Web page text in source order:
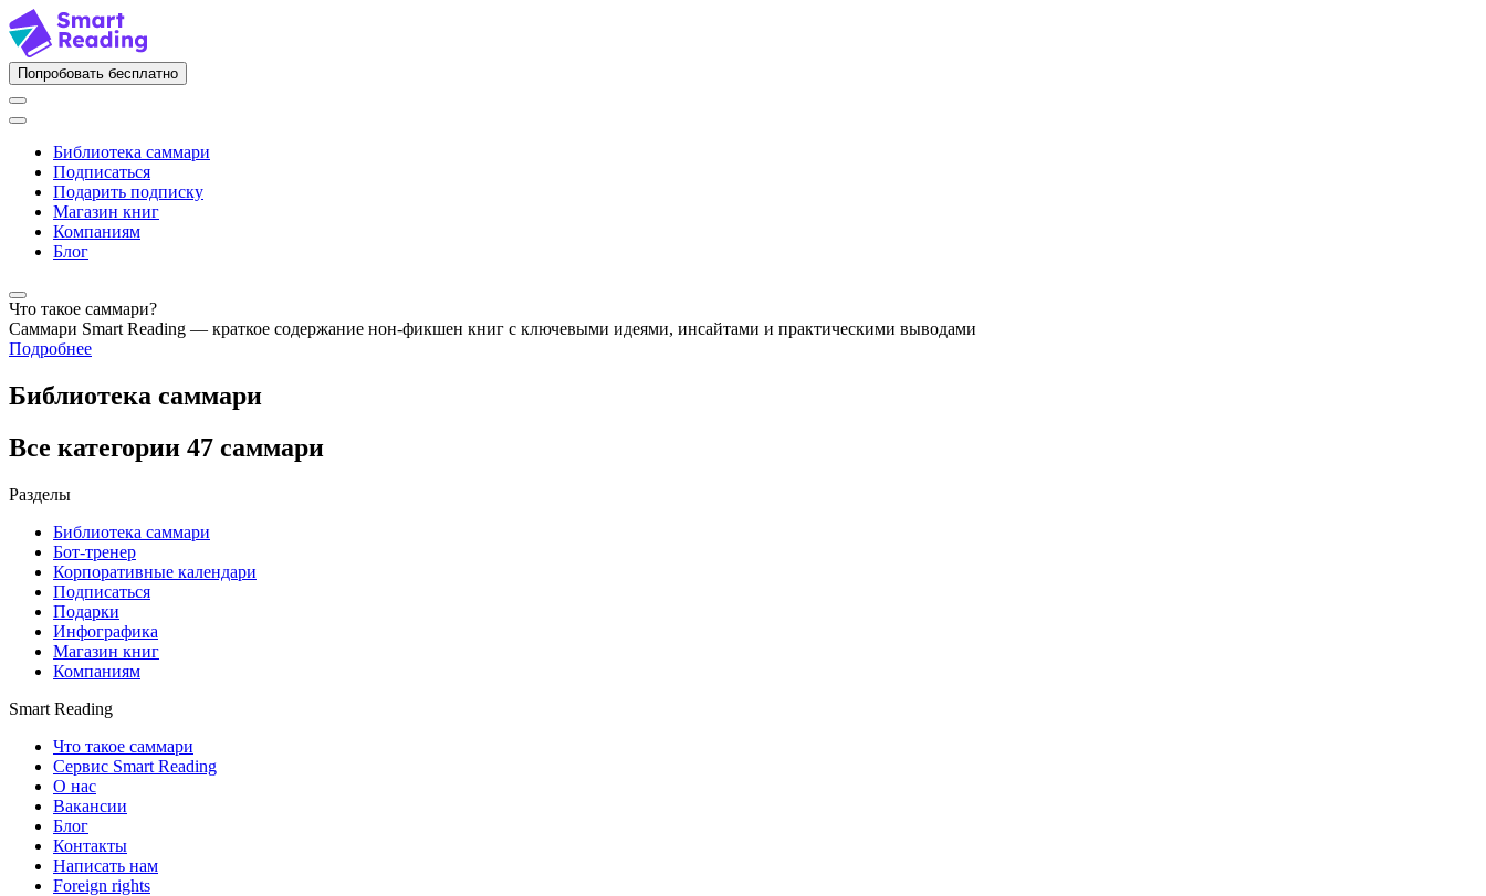
Попробовать бесплатно
Библиотека саммари
Подписаться
Подарить подписку
Магазин книг
Компаниям
Блог
Что такое саммари?
Саммари Smart Reading — краткое содержание нон-фикшен книг с ключевыми идеями, инсайтами и практическими выводами
Подробнее
Библиотека саммари
Все категории 47 саммари
Разделы
Библиотека саммари
Бот-тренер
Корпоративные календари
Подписаться
Подарки
Инфографика
Магазин книг
Компаниям
Smart Reading
Что такое саммари
Сервис Smart Reading
О нас
Вакансии
Блог
Контакты
Написать нам
Foreign rights